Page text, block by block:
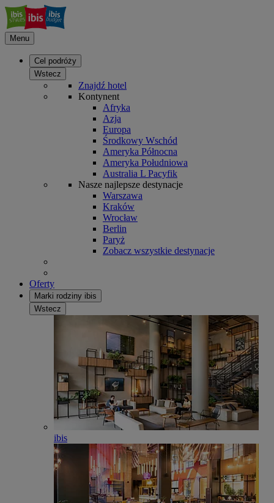
Menu
Cel podróży
Wstecz
Znajdź hotel
Kontynent
Afryka
Azja
Europa
Środkowy Wschód
Ameryka Północna
Ameryka Południowa
Australia L Pacyfik
Nasze najlepsze destynacje
Warszawa
Kraków
Wrocław
Berlin
Paryż
Zobacz wszystkie destynacje
Oferty
Marki rodziny ibis
Wstecz
ibis